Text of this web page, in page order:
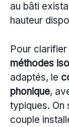
au bâti
hauteur
Pour
méthodes
adaptés, le
phonique,
typiques. On
couple